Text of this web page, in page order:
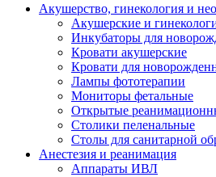
Акушерство, гинекология и
Акушерские и
Инкубаторы для
Кровати акушерские
Кровати для
Лампы фототерапии
Мониторы фетальные
Открытые
Столики пеленальные
Столы для санитарной
Анестезия и реанимация
Аппараты ИВЛ